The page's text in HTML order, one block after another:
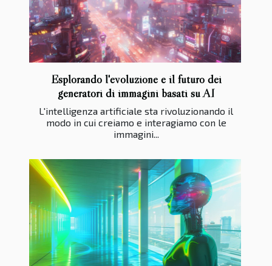
Esplorando l'evoluzione e il futuro dei
generatori di immagini basati su AI
L'intelligenza artificiale sta rivoluzionando il
modo in cui creiamo e interagiamo con le
immagini...